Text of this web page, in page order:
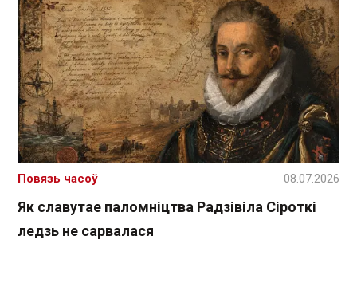
Як славутае паломніцтва Радзівіла Сіроткі
ледзь не сарвалася
Повязь часоў 08.07.2026